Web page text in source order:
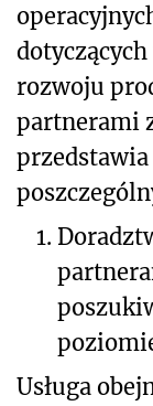
rozwoju
partnerami
przedstawia
1.
Usługa